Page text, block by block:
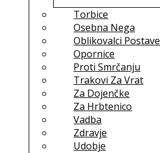
Torbice
Osebna Nega
Oblikovalci Postave
Opornice
Proti Smrčanju
Trakovi Za Vrat
Za Dojenčke
Za Hrbtenico
Vadba
Zdravje
Udobje